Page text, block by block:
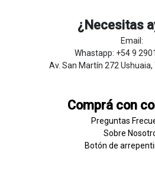
¿Necesitas
Email:
Whastapp: +54 9
Av. San Martín 272
Comprá con
Preguntas
Sobre
Botón de ​arre